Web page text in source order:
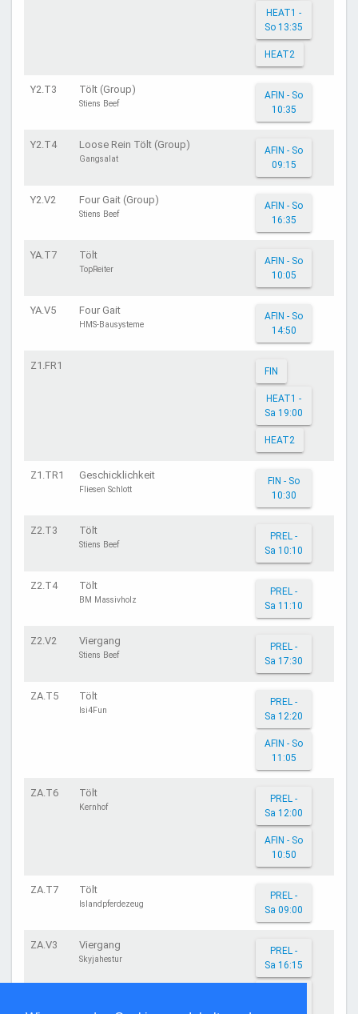
HEAT1 -
So 13:35
HEAT2
Y2.T3 Tölt (Group)
Stiens Beef
AFIN - So
10:35
Y2.T4 Loose Rein Tölt (Group)
Gangsalat
AFIN - So
09:15
Y2.V2 Four Gait (Group)
Stiens Beef
AFIN - So
16:35
YA.T7 Tölt
TopReiter
AFIN - So
10:05
YA.V5 Four Gait
HMS-Bausysteme
AFIN - So
14:50
Z1.FR1 FIN
HEAT1 -
Sa 19:00
HEAT2
Z1.TR1 Geschicklichkeit
Fliesen Schlott
FIN - So
10:30
Z2.T3 Tölt
Stiens Beef
PREL -
Sa 10:10
Z2.T4 Tölt
BM Massivholz
PREL -
Sa 11:10
Z2.V2 Viergang
Stiens Beef
PREL -
Sa 17:30
ZA.T5 Tölt
Isi4Fun
PREL -
Sa 12:20
AFIN - So
11:05
ZA.T6 Tölt
Kernhof
PREL -
Sa 12:00
AFIN - So
10:50
ZA.T7 Tölt
Islandpferdezeug
PREL -
Sa 09:00
ZA.V3 Viergang
Skyjahestur
PREL -
Sa 16:15